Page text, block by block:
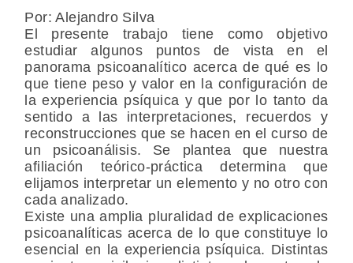
Por: Alejandro Silva
El presente trabajo tiene como objetivo
estudiar algunos puntos de vista en el
panorama psicoanalítico acerca de qué es lo
que tiene peso y valor en la configuración de
la experiencia psíquica y que por lo tanto da
sentido a las interpretaciones, recuerdos y
reconstrucciones que se hacen en el curso de
un psicoanálisis. Se plantea que nuestra
afiliación teórico-práctica determina que
elijamos interpretar un elemento y no otro con
cada analizado.
Existe una amplia pluralidad de explicaciones
psicoanalíticas acerca de lo que constituye lo
esencial en la experiencia psíquica. Distintas